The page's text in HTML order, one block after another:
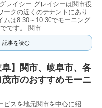
レイシー グレイシーは関市役
ークの近くのテナントにあり
ムは8:30～10:30でモーニング
です。 関市...
記事を読む
阜】関市、岐阜市、各
市のおすすめモーニ
ビスを地元関市を中心に紹